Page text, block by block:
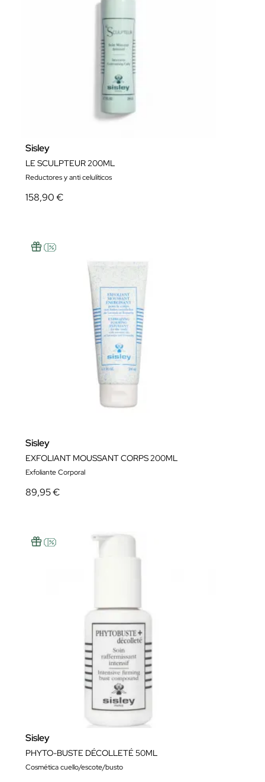
Sisley
LE SCULPTEUR 200ML
Reductores y anti celulíticos
158,90 €
Sisley
EXFOLIANT MOUSSANT CORPS 200ML
Exfoliante Corporal
89,95 €
Sisley
PHYTO-BUSTE DÉCOLLETÉ 50ML
Cosmética cuello/escote/busto